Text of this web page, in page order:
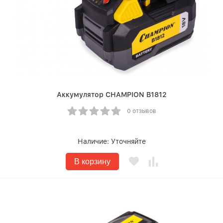
Аккумулятор CHAMPION B1812
0 отзывов
Наличие: Уточняйте
В корзину